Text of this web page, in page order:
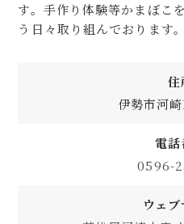
す。手作り体験等かまぼこ
う日々取り組んでおります。
住
伊勢市河
電話
0596-
ウェブ